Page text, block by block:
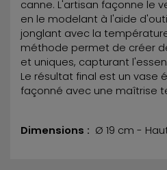
canne. L'artisan façonne le
en le modelant à l'aide
jonglant avec la
méthode permet de créer
et uniques, capturant
Le résultat final est un vase
façonné avec une maîtrise
Dimensions : Ø 19 cm -